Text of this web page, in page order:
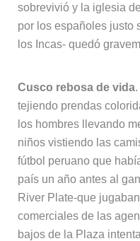
sobrevivió y la iglesia
por los españoles justo
los Incas- quedó
Cusco rebosa de vida.
tejiendo prendas
los hombres llevando
niños vistiendo las
fútbol peruano que
país un año antes al
River Plate-que
comerciales de las
bajos de la Plaza